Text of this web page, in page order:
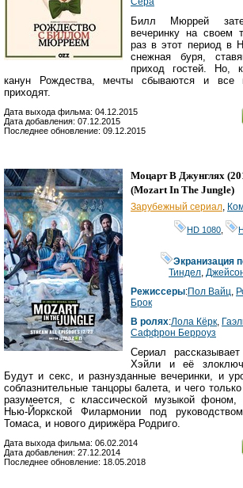
Билл Мюррей
вечеринку на своем
раз в этот период в
снежная буря,
приход гостей. Но,
канун Рождества, мечты сбываются и все
приходят.
Дата выхода фильма: 04.12.2015
Дата добавления: 07.12.2015
Последнее обновление: 09.12.2015
Моцарт В Джунглях
(Mozart In The Jungle)
Зарубежный сериал,
HD 1080
Экранизация
Тиндел,
Режиссеры:Пол Вайц,
Брок
В ролях:Лола Кёрк,
Саффрон Берроуз
Сериал
Хэйли и её
Будут и секс, и разнузданные вечеринки, и
соблазнительные танцоры балета, и чего
разумеется, с классической музыкой
Нью-Йоркской Филармонии под
Томаса, и нового дирижёра Родриго.
Дата выхода фильма: 06.02.2014
Дата добавления: 27.12.2014
Последнее обновление: 18.05.2018